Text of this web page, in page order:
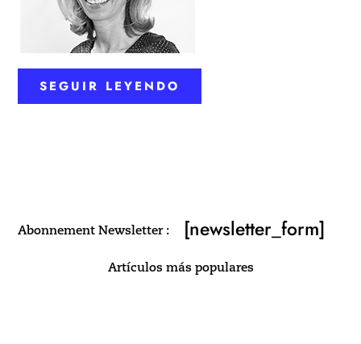
Abonnement Newsletter : [newsletter_form]
Artículos más populares
SEGUIR LEYENDO